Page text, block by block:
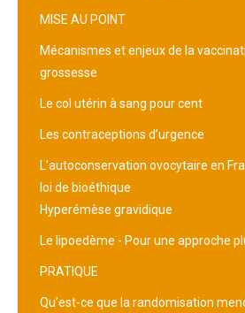
MISE AU POINT
Mécanismes et enjeux de la
grossesse
Le col utérin à sang pour cent
Les contraceptions d’urgence
L’autoconservation ovocytaire en
loi de bioéthique
Hyperémèse gravidique
Le lipoedème - Pour une approche
PRATIQUE
Qu’est-ce que la randomisation